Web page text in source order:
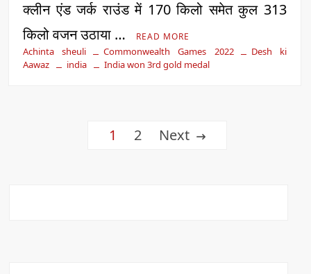
क्लीन एंड जर्क राउंड में 170 किलो समेत कुल 313
किलो वजन उठाया …
READ MORE
Achinta sheuli Commonwealth Games 2022
Desh ki
Aawaz
india India won 3rd gold medal
1 2 Next